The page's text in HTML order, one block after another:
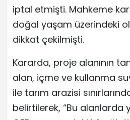
iptal etmişti. Mahkeme
doğal yaşam üzerindeki
dikkat çekilmişti.
Kararda, proje alanının
alan, içme ve kullanma
ile tarım arazisi
belirtilerek, “Bu alanlarda